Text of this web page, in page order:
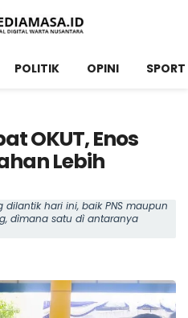
POLITIK OPINI SPORT
OKUT, Enos
Lebih
dilantik hari ini, baik PNS maupun
dìmana satu dì antaranya